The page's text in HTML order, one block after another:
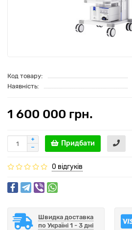
Код товару:
Наявність:
1 600 000 грн.
Придбати
0 відгуків
Швидка доставка
по Україні 1 - 3 дні